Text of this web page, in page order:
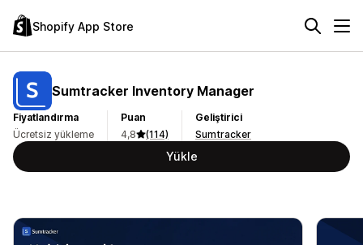
Shopify App Store
Sumtracker Inventory Manager
Fiyatlandırma
Ücretsiz yükleme
Puan
4,8
(114)
Geliştirici
Sumtracker
Yükle